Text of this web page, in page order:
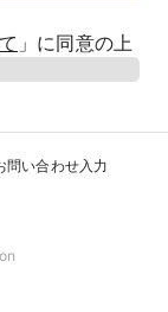
」 に同意の上
問い合わせ入力